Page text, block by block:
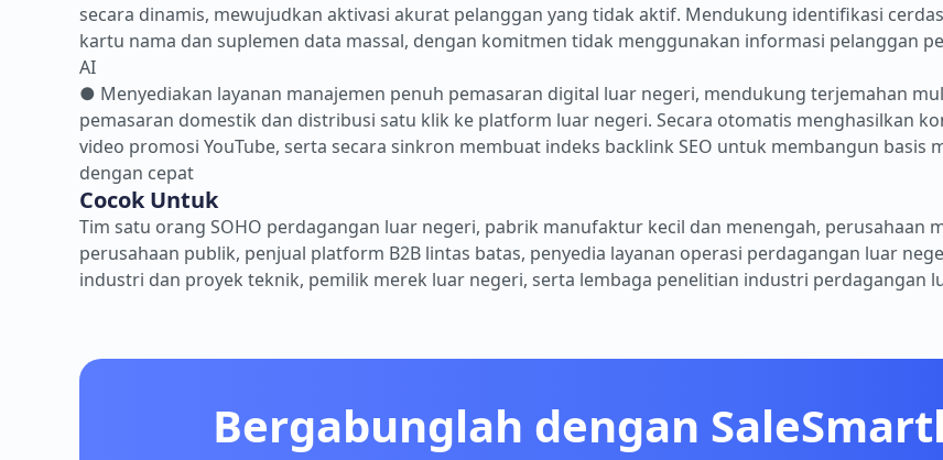
secara dinamis, mewujudkan aktivasi akurat pelanggan yang tidak aktif. Mendukung identifikasi
kartu nama dan suplemen data massal, dengan komitmen tidak menggunakan informasi pelanggan
AI
● Menyediakan layanan manajemen penuh pemasaran digital luar negeri, mendukung terjemahan
pemasaran domestik dan distribusi satu klik ke platform luar negeri. Secara otomatis menghasilkan
video promosi YouTube, serta secara sinkron membuat indeks backlink SEO untuk membangun basis
dengan cepat
Cocok Untuk
Tim satu orang SOHO perdagangan luar negeri, pabrik manufaktur kecil dan menengah, perusahaan
perusahaan publik, penjual platform B2B lintas batas, penyedia layanan operasi perdagangan luar
industri dan proyek teknik, pemilik merek luar negeri, serta lembaga penelitian industri perdagangan
Bergabunglah dengan